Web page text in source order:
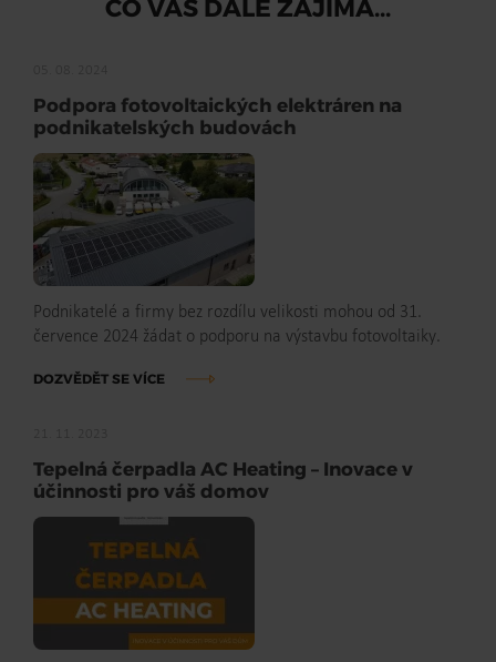
CO VÁS DÁLE ZAJÍMÁ...
Podpora fotovoltaických elektráren na
podnikatelských budovách
Podnikatelé a firmy bez rozdílu velikosti mohou od 31.
července 2024 žádat o podporu na výstavbu fotovoltaiky.
DOZVĚDĚT SE VÍCE
Tepelná čerpadla AC Heating – Inovace v
účinnosti pro váš domov